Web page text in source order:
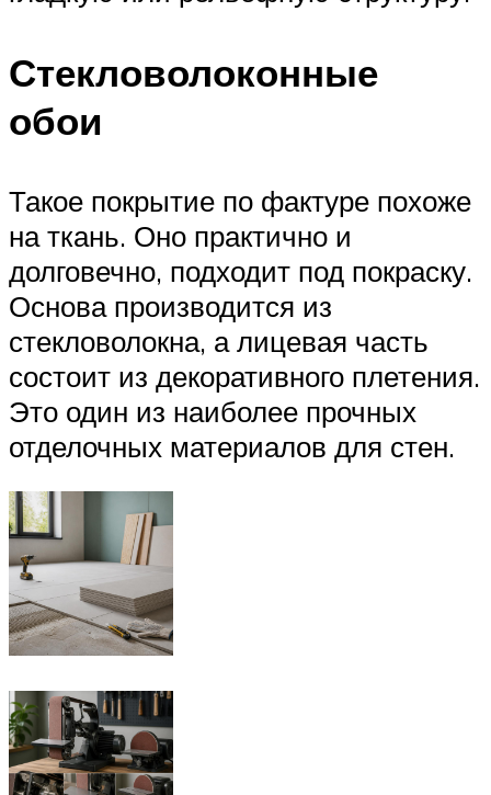
Стекловолоконные
обои
Такое покрытие по фактуре похоже
на ткань. Оно практично и
долговечно, подходит под покраску.
Основа производится из
стекловолокна, а лицевая часть
состоит из декоративного плетения.
Это один из наиболее прочных
отделочных материалов для стен.